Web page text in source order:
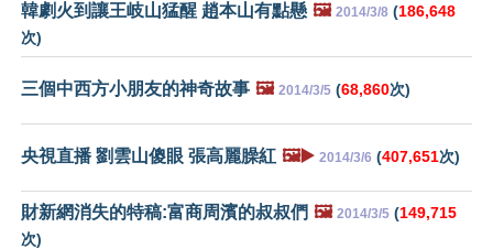
韓劇火到讓王岐山猛醒 趙本山有點懸 🖼️ 2014/3/8 (186,648
次)
三個中西方小朋友的神奇故事 🖼️ 2014/3/5 (68,860次)
央視直播 劉雲山傻眼 張高麗臊紅 🖼️▶️ 2014/3/6 (407,651次)
財新網消失的特稿:富商周濱的叔叔們 🖼️ 2014/3/5 (149,715
次)